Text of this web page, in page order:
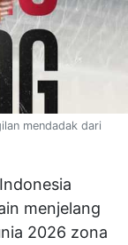
mendadak dari
menjelang
2026 zona